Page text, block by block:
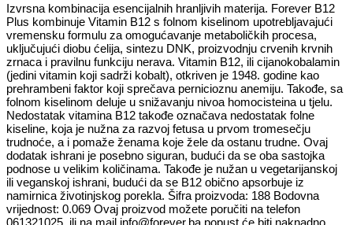
Izvrsna kombinacija esencijalnih hranljivih materija. Forever B12
Plus kombinuje Vitamin B12 s folnom kiselinom upotrebljavajući
vremensku formulu za omogućavanje metaboličkih procesa,
uključujući diobu ćelija, sintezu DNK, proizvodnju crvenih krvnih
zrnaca i pravilnu funkciju nerava. Vitamin B12, ili cijanokobalamin
(jedini vitamin koji sadrži kobalt), otkriven je 1948. godine kao
prehrambeni faktor koji sprečava pernicioznu anemiju. Takođe, sa
folnom kiselinom deluje u snižavanju nivoa homocisteina u tjelu.
Nedostatak vitamina B12 takođe označava nedostatak folne
kiseline, koja je nužna za razvoj fetusa u prvom tromesečju
trudnoće, a i pomaže ženama koje žele da ostanu trudne. Ovaj
dodatak ishrani je posebno siguran, budući da se oba sastojka
podnose u velikim količinama. Takođe je nužan u vegetarijanskoj
ili veganskoj ishrani, budući da se B12 obično apsorbuje iz
namirnica životinjskog porekla. Šifra proizvoda: 188 Bodovna
vrijednost: 0.069 Ovaj proizvod možete poručiti na telefon
061321025 ili na mail info@forever.ba popust će biti naknadno